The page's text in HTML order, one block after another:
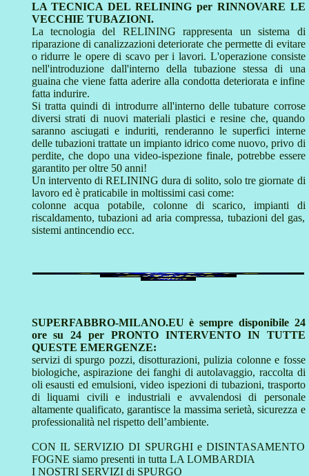
LA TECNICA DEL RELINING per RINNOVARE LE
VECCHIE TUBAZIONI.
La tecnologia del RELINING rappresenta un sistema di
riparazione di canalizzazioni deteriorate che permette di evitare
o ridurre le opere di scavo per i lavori. L'operazione consiste
nell'introduzione dall'interno della tubazione stessa di una
guaina che viene fatta aderire alla condotta deteriorata e infine
fatta indurire.
Si tratta quindi di introdurre all'interno delle tubature corrose
diversi strati di nuovi materiali plastici e resine che, quando
saranno asciugati e induriti, renderanno le superfici interne
delle tubazioni trattate un impianto idrico come nuovo, privo di
perdite, che dopo una video-ispezione finale, potrebbe essere
garantito per oltre 50 anni!
Un intervento di RELINING dura di solito, solo tre giornate di
lavoro ed è praticabile in moltissimi casi come:
colonne acqua potabile, colonne di scarico, impianti di
riscaldamento, tubazioni ad aria compressa, tubazioni del gas,
sistemi antincendio ecc.
SUPERFABBRO-MILANO.EU è sempre disponibile 24
ore su 24 per PRONTO INTERVENTO IN TUTTE
QUESTE EMERGENZE:
servizi di spurgo pozzi, disotturazioni, pulizia colonne e fosse
biologiche, aspirazione dei fanghi di autolavaggio, raccolta di
oli esausti ed emulsioni, video ispezioni di tubazioni, trasporto
di liquami civili e industriali e avvalendosi di personale
altamente qualificato, garantisce la massima serietà, sicurezza e
professionalità nel rispetto dell’ambiente.
CON IL SERVIZIO DI SPURGHI e DISINTASAMENTO
FOGNE siamo presenti in tutta LA LOMBARDIA
I NOSTRI SERVIZI di SPURGO